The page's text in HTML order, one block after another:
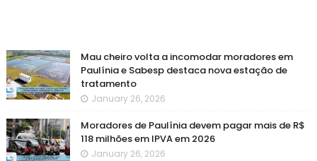
Mau cheiro volta a incomodar moradores em
Paulínia e Sabesp destaca nova estação de
tratamento
January 26, 2026
Moradores de Paulínia devem pagar mais de R$
118 milhões em IPVA em 2026
January 26, 2026